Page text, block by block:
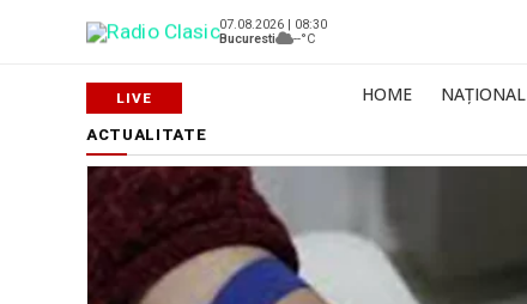
07.08.2026 | 08:30
Bucuresti
--°C
HOME NAȚIONAL
ACTUALITATE